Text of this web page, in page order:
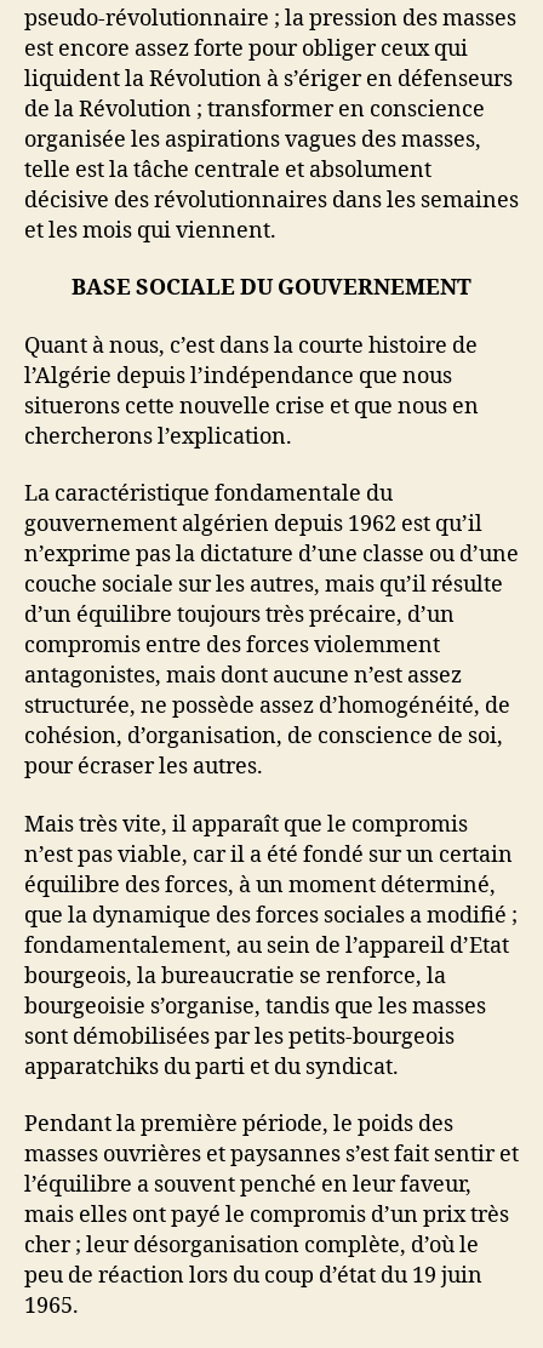
pseudo-révolutionnaire ; la pression des masses
est encore assez forte pour obliger ceux qui
liquident la Révolution à s’ériger en défenseurs
de la Révolution ; transformer en conscience
organisée les aspirations vagues des masses,
telle est la tâche centrale et absolument
décisive des révolutionnaires dans les semaines
et les mois qui viennent.
BASE SOCIALE DU GOUVERNEMENT
Quant à nous, c’est dans la courte histoire de
l’Algérie depuis l’indépendance que nous
situerons cette nouvelle crise et que nous en
chercherons l’explication.
La caractéristique fondamentale du
gouvernement algérien depuis 1962 est qu’il
n’exprime pas la dictature d’une classe ou d’une
couche sociale sur les autres, mais qu’il résulte
d’un équilibre toujours très précaire, d’un
compromis entre des forces violemment
antagonistes, mais dont aucune n’est assez
structurée, ne possède assez d’homogénéité, de
cohésion, d’organisation, de conscience de soi,
pour écraser les autres.
Mais très vite, il apparaît que le compromis
n’est pas viable, car il a été fondé sur un certain
équilibre des forces, à un moment déterminé,
que la dynamique des forces sociales a modifié ;
fondamentalement, au sein de l’appareil d’Etat
bourgeois, la bureaucratie se renforce, la
bourgeoisie s’organise, tandis que les masses
sont démobilisées par les petits-bourgeois
apparatchiks du parti et du syndicat.
Pendant la première période, le poids des
masses ouvrières et paysannes s’est fait sentir et
l’équilibre a souvent pen­ché en leur faveur,
mais elles ont payé le compromis d’un prix très
cher ; leur désorganisation complète, d’où le
peu de réaction lors du coup d’état du 19 juin
1965.